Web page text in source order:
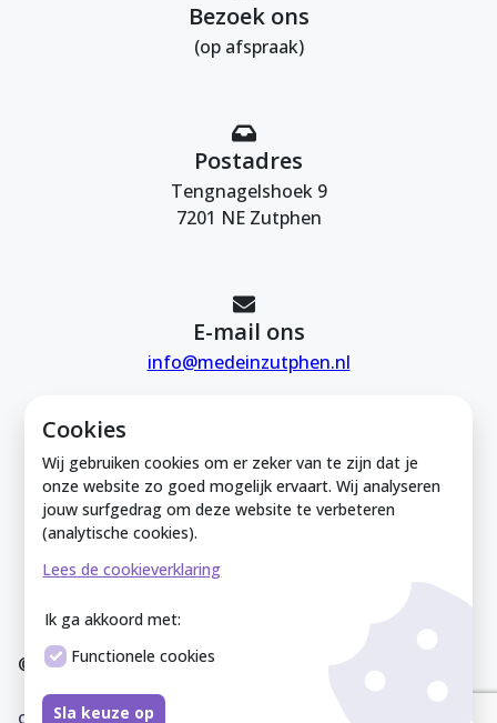
Cookies
Wij gebruiken cookies om er zeker van te zijn dat je
onze website zo goed mogelijk ervaart. Wij analyseren
jouw surfgedrag om deze website te verbeteren
(analytische cookies).
Lees de cookieverklaring
Ik ga akkoord met:
Functionele cookies
Sla keuze op
Bezoek ons
(op afspraak)
Postadres
Tengnagelshoek 9
7201 NE Zutphen
E-mail ons
info@medeinzutphen.nl
Mede in Zutphen is onderdeel van de
Zutphense Uitdaging. KVK Zutphense
Uitdaging: 08212926
© Mede In Zutphen 2025
Disclaimer
Privacyverklaring
okieverklaring